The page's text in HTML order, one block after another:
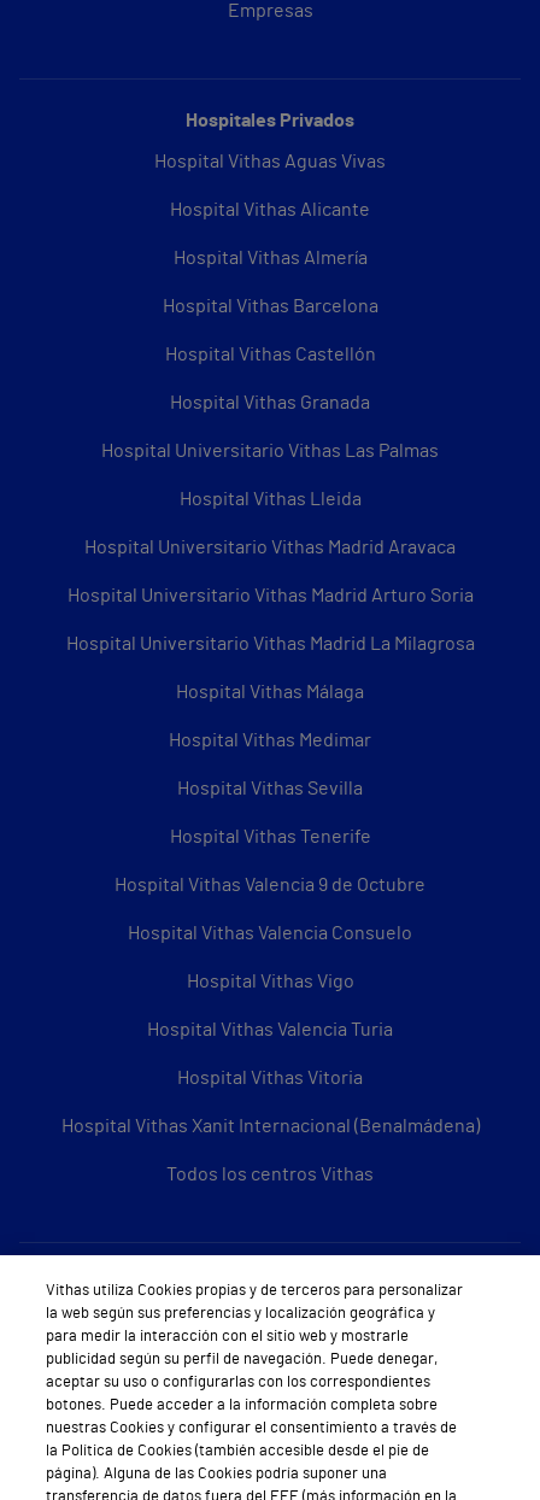
Empresas
Hospitales Privados
Hospital Vithas Aguas Vivas
Hospital Vithas Alicante
Hospital Vithas Almería
Hospital Vithas Barcelona
Hospital Vithas Castellón
Hospital Vithas Granada
Hospital Universitario Vithas Las Palmas
Hospital Vithas Lleida
Hospital Universitario Vithas Madrid Aravaca
Hospital Universitario Vithas Madrid Arturo Soria
Hospital Universitario Vithas Madrid La Milagrosa
Hospital Vithas Málaga
Hospital Vithas Medimar
Hospital Vithas Sevilla
Hospital Vithas Tenerife
Hospital Vithas Valencia 9 de Octubre
Hospital Vithas Valencia Consuelo
Hospital Vithas Vigo
Hospital Vithas Valencia Turia
Hospital Vithas Vitoria
Hospital Vithas Xanit Internacional (Benalmádena)
Todos los centros Vithas
Sobre Vithas
Quiénes somos
Trabajar en Vithas
Teléfono Cita Médica
Teléfono Atención al Cliente
Vithas utiliza Cookies propias y de terceros para personalizar
la web según sus preferencias y localización geográfica y
para medir la interacción con el sitio web y mostrarle
publicidad según su perfil de navegación. Puede denegar,
aceptar su uso o configurarlas con los correspondientes
botones. Puede acceder a la información completa sobre
nuestras Cookies y configurar el consentimiento a través de
la Política de Cookies (también accesible desde el pie de
página). Alguna de las Cookies podría suponer una